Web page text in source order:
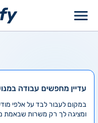
עדיין מחפשים עבודה
ומציגה לך רק משרות שבאמת